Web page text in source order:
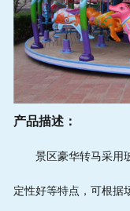
产品描述：
景区豪华转马采用玻
定性好等特点，可根据